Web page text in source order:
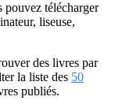
pouvez télécharger
liseuse,
des livres par
la liste des 50
publiés.